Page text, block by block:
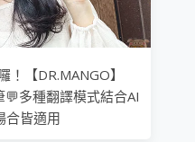
【DR.MANGO】
多種翻譯模式結合AI
合皆適用